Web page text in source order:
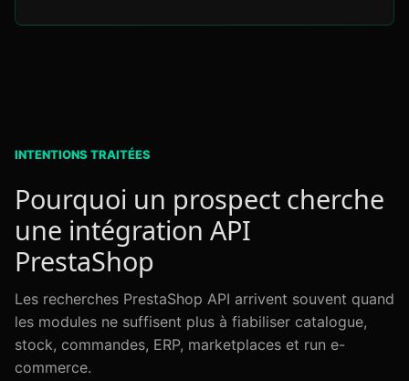
INTENTIONS TRAITÉES
Pourquoi un prospect cherche
une intégration API
PrestaShop
Les recherches PrestaShop API arrivent souvent quand
les modules ne suffisent plus à fiabiliser catalogue,
stock, commandes, ERP, marketplaces et run e-
commerce.